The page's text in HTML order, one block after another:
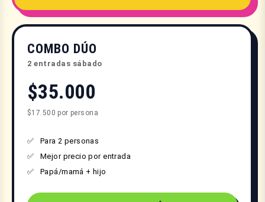
COMBO DÚO
2 entradas sábado
$35.000
$17.500 por persona
Para 2 personas
Mejor precio por entrada
Papá/mamá + hijo